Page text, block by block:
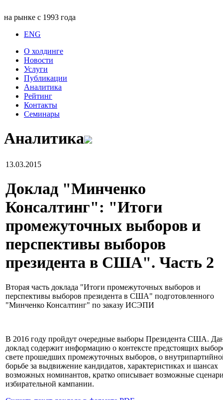
на рынке с 1993 года
ENG
О холдинге
Новости
Услуги
Публикации
Аналитика
Рейтинг
Контакты
Семинары
Аналитика
13.03.2015
Доклад "Минченко
Консалтинг": "Итоги
промежуточных выборов и
перспективы выборов
президента в США". Часть 2
Вторая часть доклада "Итоги промежуточных выборов и
перспективы выборов президента в США" подготовленного
"Минченко Консалтинг" по заказу ИСЭПИ
В 2016 году пройдут очередные выборы Президента США.
доклад содержит информацию о контексте предстоящих
свете прошедших промежуточных выборов, о
борьбе за выдвижение кандидатов, характеристиках и шансах
возможных номинантов, кратко описывает возможные
избирательной кампании.